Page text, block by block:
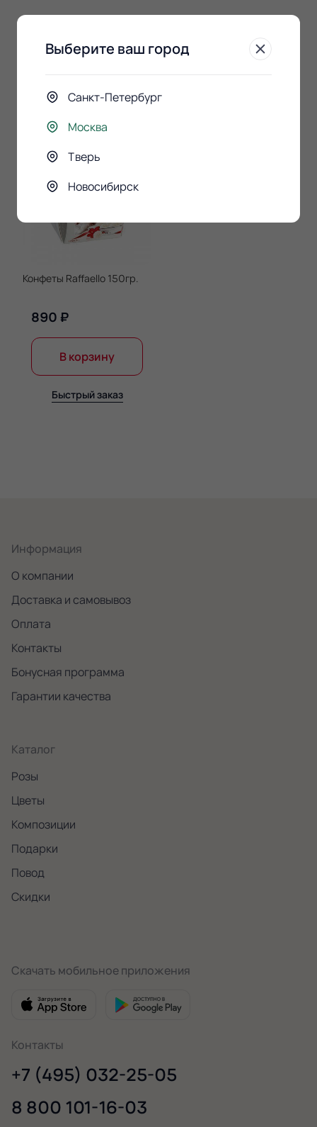
покупают
Конфеты Raffaello 150гр.
890 ₽
В корзину
Быстрый заказ
Информация
О компании
Доставка и самовывоз
Оплата
Контакты
Бонусная программа
Гарантии качества
Каталог
Розы
Цветы
Композиции
Подарки
Повод
Скидки
Скачать мобильное приложения
Контакты
+7 (495) 032-25-05
8 800 101-16-03
Выберите ваш город
Санкт-Петербург
Москва
Тверь
Новосибирск